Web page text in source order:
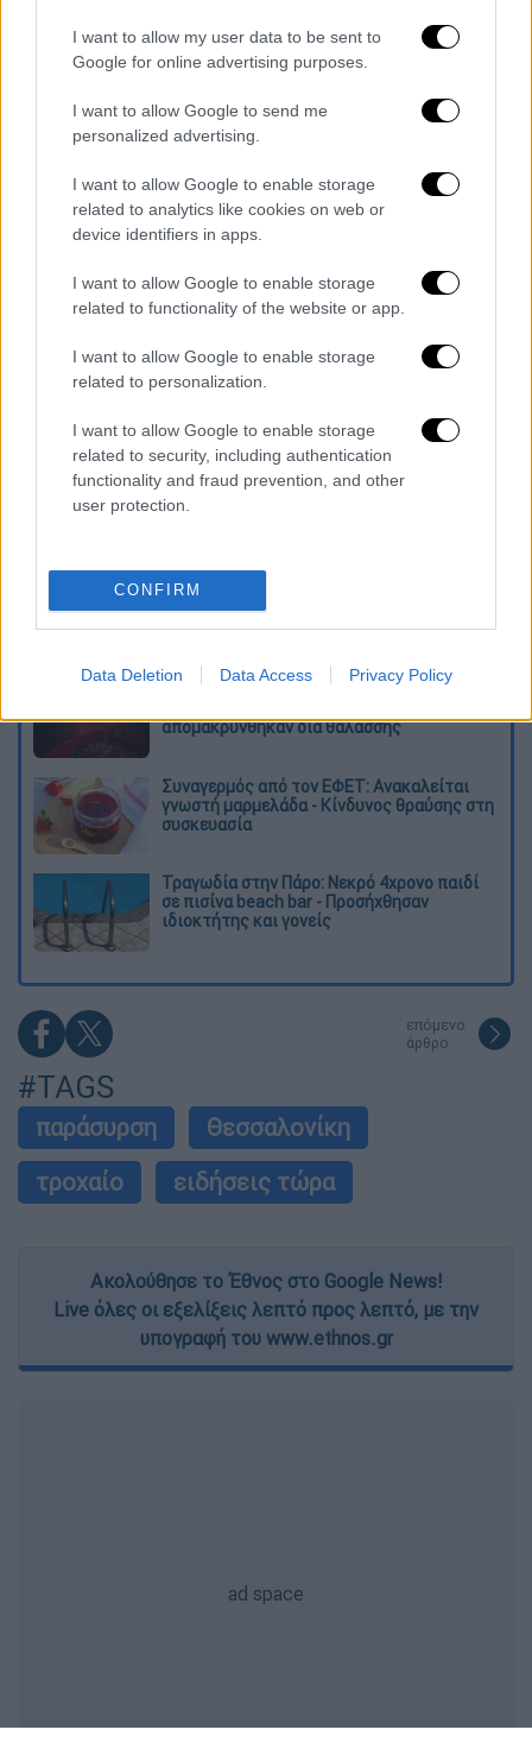
I want to allow my user data to be sent to
Google for online advertising purposes.
I want to allow Google to send me
personalized advertising.
I want to allow Google to enable storage
related to analytics like cookies on web or
device identifiers in apps.
I want to allow Google to enable storage
related to functionality of the website or app.
I want to allow Google to enable storage
related to personalization.
I want to allow Google to enable storage
related to security, including authentication
functionality and fraud prevention, and other
user protection.
CONFIRM
Data Deletion Data Access Privacy Policy
Θεσσαλονίκηςενώ γίνονται έρευνες για τον
Τα σχολιά σας δημοσιεύονται άμεσα με δική σας ευθύνη. Το
ΕΘΝΟΣ θα παρεμβαίνει και τα προσβλητικά σχόλια θα
διαγράφονται
καταχώρηση
Θρήνος για τον Λιονέλ Μέσι: Πέθανε στα 68
του χρόνια ο πατέρας του, Χόρχε
Φωτιά στην Αττικοβοιωτία: Πώς στήθηκε η
απομακρύνθηκαν διά θαλάσσης
Συναγερμός από τον ΕΦΕΤ: Ανακαλείται
γνωστή μαρμελάδα - Κίνδυνος θραύσης στη
συσκευασία
Τραγωδία στην Πάρο: Νεκρό 4χρονο παιδί
σε πισίνα beach bar - Προσήχθησαν
ιδιοκτήτης και γονείς
επόμενο
άρθρο
#TAGS
παράσυρση
Θεσσαλονίκη
τροχαίο
ειδήσεις τώρα
Ακολούθησε το Έθνος στο Google News!
Live όλες οι εξελίξεις λεπτό προς λεπτό, με την
υπογραφή του www.ethnos.gr